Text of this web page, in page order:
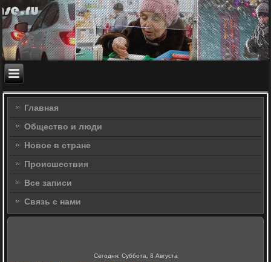
Главная
Общество и люди
Новое в стране
Происшествия
Все записи
Связь с нами
Сегодня: Суббота, 8 Августа